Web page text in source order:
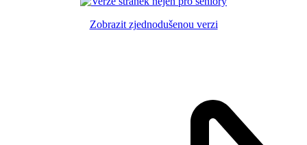
Zobrazit zjednodušenou verzi